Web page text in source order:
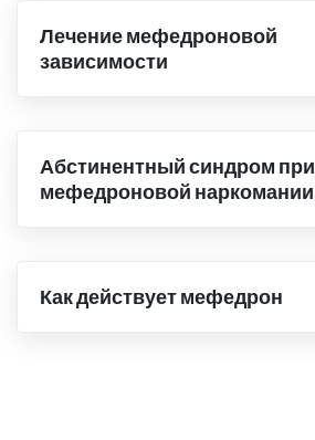
Лечение мефедроновой
зависимости
Абстинентный синдром при
мефедроновой наркомании
Как действует мефедрон